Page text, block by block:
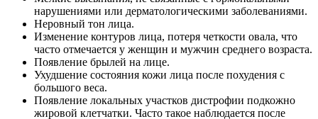
нарушениями или дерматологическими заболеваниями.
Неровный тон лица.
Изменение контуров лица, потеря четкости овала, что
часто отмечается у женщин и мужчин среднего возраста.
Появление брылей на лице.
Ухудшение состояния кожи лица после похудения с
большого веса.
Появление локальных участков дистрофии подкожно
жировой клетчатки. Часто такое наблюдается после